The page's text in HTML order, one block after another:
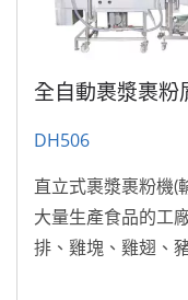
全自動裹漿裹粉
DH506
直立式裹漿裹粉機(
大量生產食品的工
排、雞塊、雞翅、